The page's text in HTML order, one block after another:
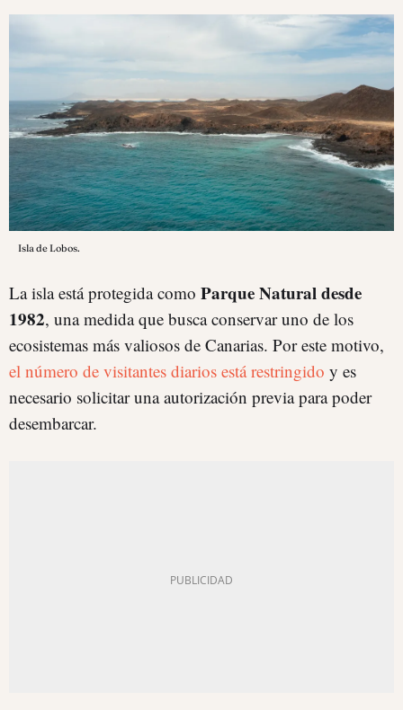
Isla de Lobos.
La isla está protegida como Parque Natural desde
1982, una medida que busca conservar uno de los
ecosistemas más valiosos de Canarias. Por este motivo,
el número de visitantes diarios está restringido y es
necesario solicitar una autorización previa para poder
desembarcar.